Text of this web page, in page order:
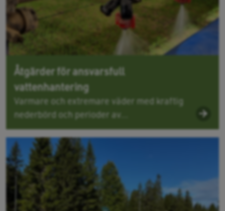
Åtgärder för ansvarsfull
vattenhantering
Varmare och extremare väder med kraftig
nederbörd och perioder av...